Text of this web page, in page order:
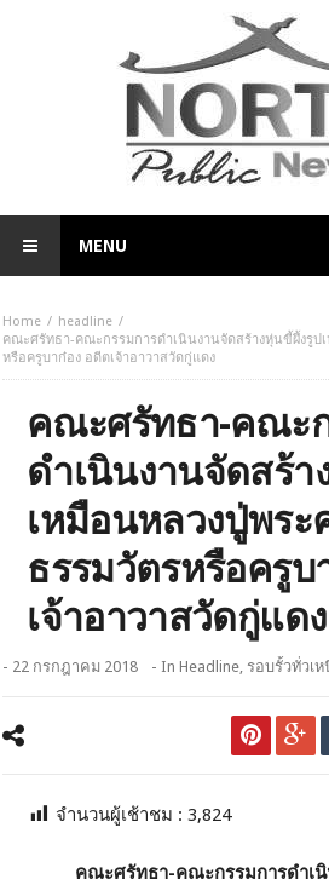
MENU
Home
headline
คณะศรัทธา-คณะกรรมการดำเนินงานจัดสร้างหุ่นขี้ผึ้งรูป
หรือครูบาก๋อง อดีตเจ้าอาวาสวัดกู่แดง
คณะศรัทธา-คณะ
ดำเนินงานจัดสร้า
เหมือนหลวงปู่พระ
ธรรมวัตรหรือครูบ
เจ้าอาวาสวัดกู่แดง
- 22 กรกฎาคม 2018 - InHeadline, รอบรั้วทั่วเห
จำนวนผู้เช้าชม :3,824
คณะศรัทธา-คณะกรรมการดำเนิน